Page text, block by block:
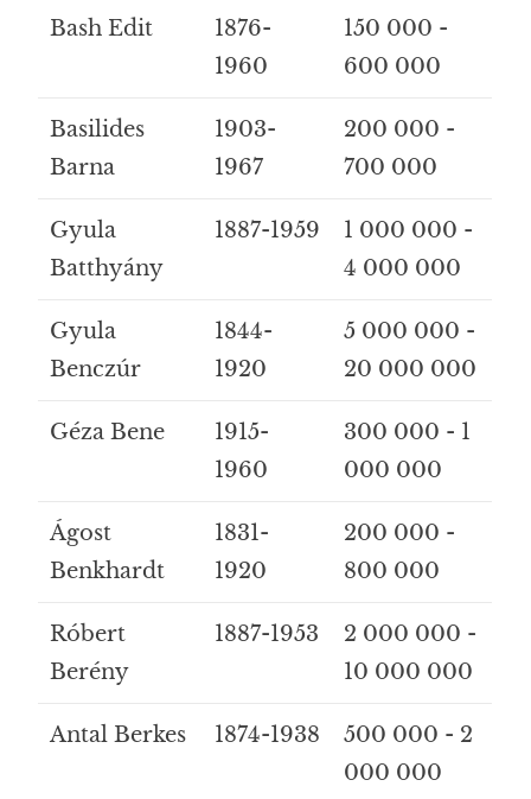
Bash Edit
1876-
1960
150 000 -
600 000
Basilides
Barna
1903-
1967
200 000 -
700 000
Gyula
Batthyány
1887-1959
1 000 000 -
4 000 000
Gyula
Benczúr
1844-
1920
5 000 000 -
20 000 000
Géza Bene
1915-
1960
300 000 - 1
000 000
Ágost
Benkhardt
1831-
1920
200 000 -
800 000
Róbert
Berény
1887-1953
2 000 000 -
10 000 000
Antal Berkes 1874-1938
500 000 - 2
000 000